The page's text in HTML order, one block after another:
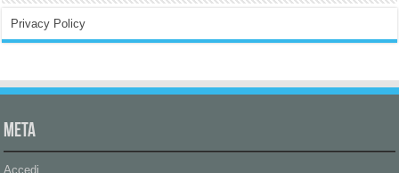
Privacy Policy
Meta
Accedi